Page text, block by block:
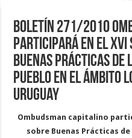
Boletín 271/2010
participará en el
Buenas Prácticas
Pueblo en el Ámbito
Uruguay
Ombudsman capitalino
sobre Buenas Prácticas